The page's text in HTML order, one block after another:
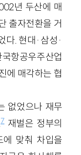
년 두산에 매
출자전환을 거
다. 현대·삼성·
항공우주산업
에 매각하는 협
없었으나 재무
7재벌은 정부의
에 맞춰 차입을